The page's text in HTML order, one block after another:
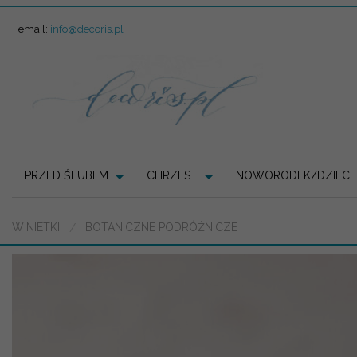
email: info@decoris.pl
PRZED ŚLUBEM CHRZEST NOWORODEK/DZIECI
WINIETKI BOTANICZNE PODRÓŻNICZE